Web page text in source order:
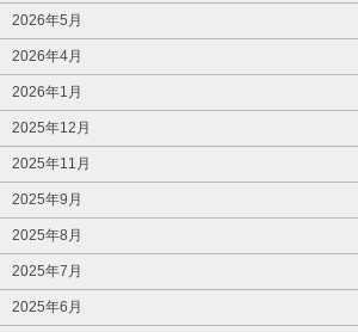
2026年5月
2026年4月
2026年1月
2025年12月
2025年11月
2025年9月
2025年8月
2025年7月
2025年6月